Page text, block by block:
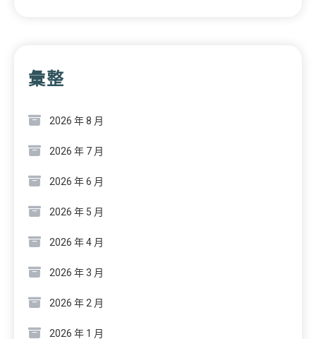
彙整
2026 年 8 月
2026 年 7 月
2026 年 6 月
2026 年 5 月
2026 年 4 月
2026 年 3 月
2026 年 2 月
2026 年 1 月